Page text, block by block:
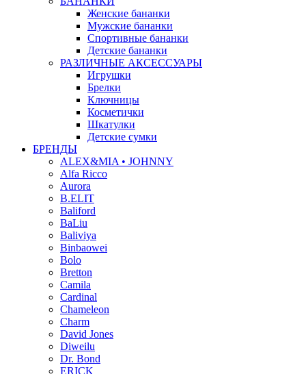
Женские бананки
Мужские бананки
Спортивные бананки
Детские бананки
РАЗЛИЧНЫЕ АКСЕССУАРЫ
Игрушки
Брелки
Ключницы
Косметички
Шкатулки
Детские сумки
БРЕНДЫ
ALEX&MIA • JOHNNY
Alfa Ricco
Aurora
B.ELIT
Baliford
BaLiu
Baliviya
Binbaowei
Bolo
Bretton
Camila
Cardinal
Chameleon
Charm
David Jones
Diweilu
Dr. Bond
ERICK